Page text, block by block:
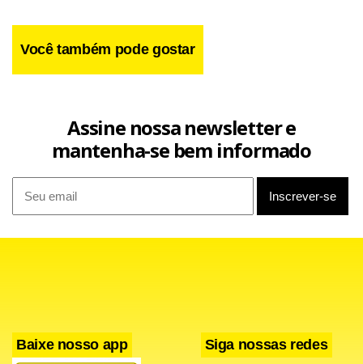
Você também pode gostar
Assine nossa newsletter e
mantenha-se bem informado
Baixe nosso app Siga nossas redes